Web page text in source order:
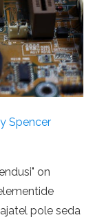
Spencer
on
pole seda